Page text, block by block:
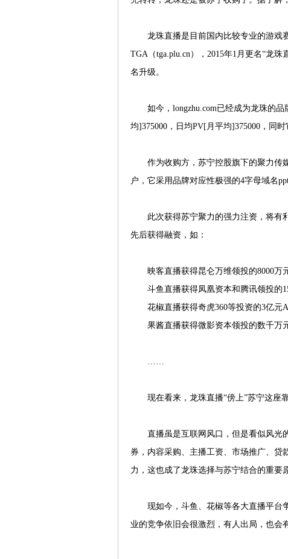
龙珠直播是目前国内比较专业的游戏
TGA（tga.plu.cn），2015年1月更名“龙
名升级。
如今，longzhu.com已经成为龙珠的品
均]375000，日均PV[月平均]375000，同时
作为收购方，苏宁控股旗下的聚力传媒
户，它采用品牌对应性极强的4字母域名
此次获得苏宁聚力的强力注资，将有
先后获得融资，如：
映客直播获得昆仑万维领投的8000万
斗鱼直播获得凤凰资本和腾讯领投的
花椒直播获得奇虎360等投资的3亿元
果酱直播获得微影资本领投的数千万
……
现在看来，龙珠直播“傍上”苏宁这座靠
直播虽是互联网风口，但是看似风光的
券，内容采购、主播工资、市场推广、贷
力，这也成了龙珠选择与苏宁结合的重要
现如今，斗鱼、花椒等各大直播平台
业的竞争依旧会很激烈，有人出局，也会